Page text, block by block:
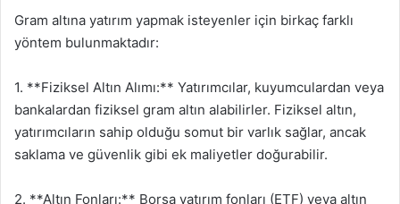
Gram altına yatırım yapmak isteyenler için birkaç farklı
yöntem bulunmaktadır:
1. **Fiziksel Altın Alımı:** Yatırımcılar, kuyumculardan veya
bankalardan fiziksel gram altın alabilirler. Fiziksel altın,
yatırımcıların sahip olduğu somut bir varlık sağlar, ancak
saklama ve güvenlik gibi ek maliyetler doğurabilir.
2. **Altın Fonları:** Borsa yatırım fonları (ETF) veya altın